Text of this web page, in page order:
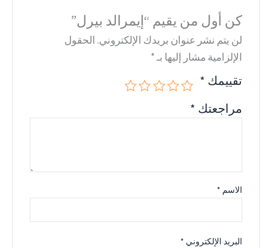
كن أول من يقيم “إيمرالد بيرل”
لن يتم نشر عنوان بريدك الإلكتروني. الحقول
الإلزامية مشار إليها بـ*
تقييمك *
مراجعتك *
الاسم *
البريد الإلكتروني *